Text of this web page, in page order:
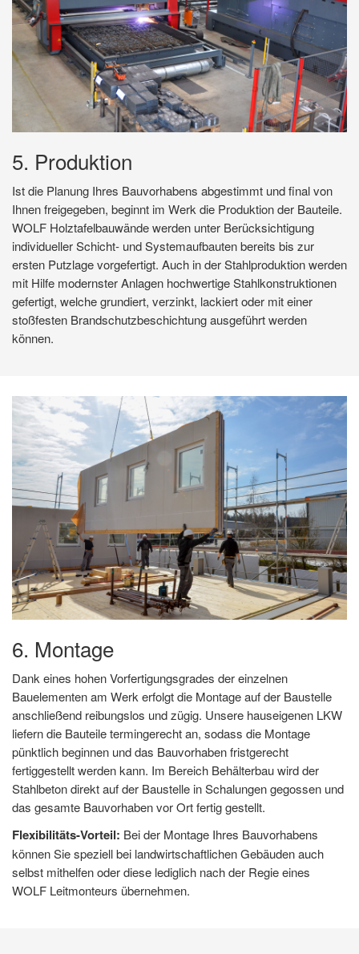
5. Produktion
Ist die Planung Ihres Bauvorhabens abgestimmt und final von
Ihnen freigegeben, beginnt im Werk die Produktion der Bauteile.
WOLF Holztafelbauwände werden unter Berücksichtigung
individueller Schicht- und Systemaufbauten bereits bis zur
ersten Putzlage vorgefertigt. Auch in der Stahlproduktion werden
mit Hilfe modernster Anlagen hochwertige Stahlkonstruktionen
gefertigt, welche grundiert, verzinkt, lackiert oder mit einer
stoßfesten Brandschutzbeschichtung ausgeführt werden
können.
6. Montage
Dank eines hohen Vorfertigungsgrades der einzelnen
Bauelementen am Werk erfolgt die Montage auf der Baustelle
anschließend reibungslos und zügig. Unsere hauseigenen LKW
liefern die Bauteile termingerecht an, sodass die Montage
pünktlich beginnen und das Bauvorhaben fristgerecht
fertiggestellt werden kann. Im Bereich Behälterbau wird der
Stahlbeton direkt auf der Baustelle in Schalungen gegossen und
das gesamte Bauvorhaben vor Ort fertig gestellt.
Flexibilitäts-Vorteil: Bei der Montage Ihres Bauvorhabens
können Sie speziell bei landwirtschaftlichen Gebäuden auch
selbst mithelfen oder diese lediglich nach der Regie eines
WOLF Leitmonteurs übernehmen.